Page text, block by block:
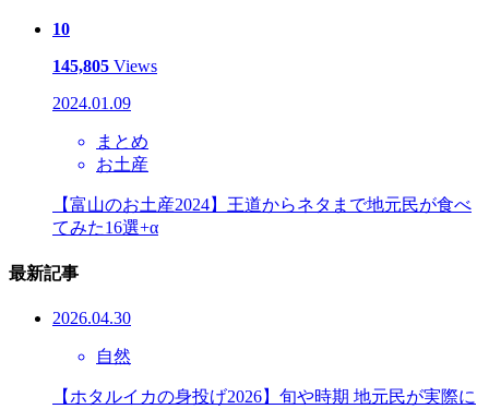
10
145,805 Views
2024.01.09
まとめ
お土産
【富山のお土産2024】王道からネタまで地元民が食べ
てみた16選+α
最新記事
2026.04.30
自然
【ホタルイカの身投げ2026】旬や時期 地元民が実際に